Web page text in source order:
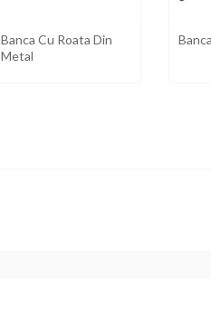
Banca Cu Roata Din
Metal